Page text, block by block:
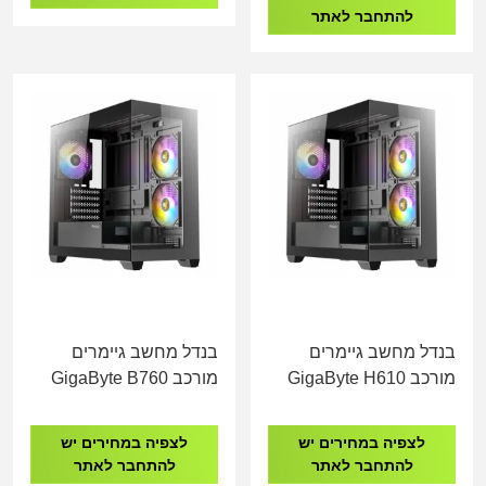
להתחבר לאתר
בנדל מחשב גיימרים
מורכב GigaByte H610
500GB NVME AMD RX
5600 XT 6GB
לצפיה במחירים יש
להתחבר לאתר
בנדל מחשב גיימרים
מורכב GigaByte B760
1TB NVME
לצפיה במחירים יש
להתחבר לאתר